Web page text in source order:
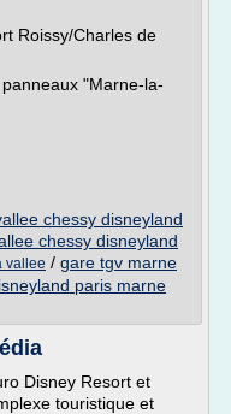
Roissy/Charles de
"Marne-la-
chessy disneyland
chessy disneyland
vallee / gare tgv marne
paris marne
Disney Resort et
touristique et